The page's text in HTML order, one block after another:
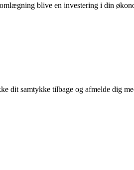
blive en investering i din
dit samtykke tilbage og afmelde dig